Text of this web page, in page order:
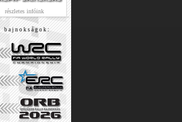
részletes infóink
b a j n o k s á g o k :